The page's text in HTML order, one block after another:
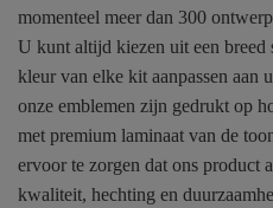
momenteel meer dan 300
U kunt altijd kiezen uit een breed
kleur van elke kit aanpassen
onze emblemen zijn gedrukt op
met premium laminaat van de
ervoor te zorgen dat ons product
kwaliteit, hechting en